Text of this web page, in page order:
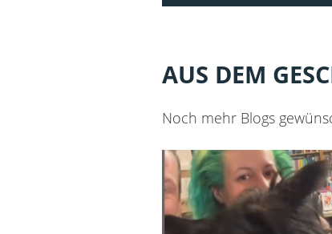
AUS DEM
Noch mehr Blogs